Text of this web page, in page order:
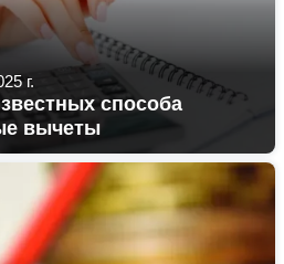
г.
способа
вычеты